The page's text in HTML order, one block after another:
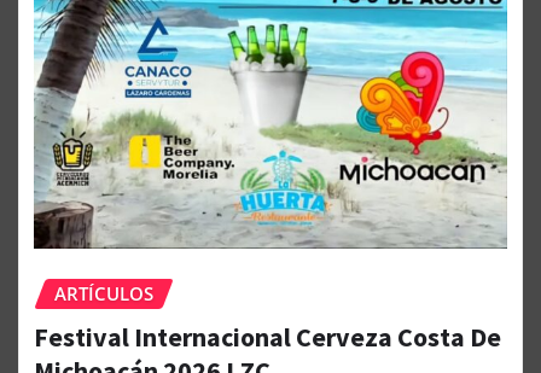
ARTÍCULOS
Festival Internacional Cerveza Costa De